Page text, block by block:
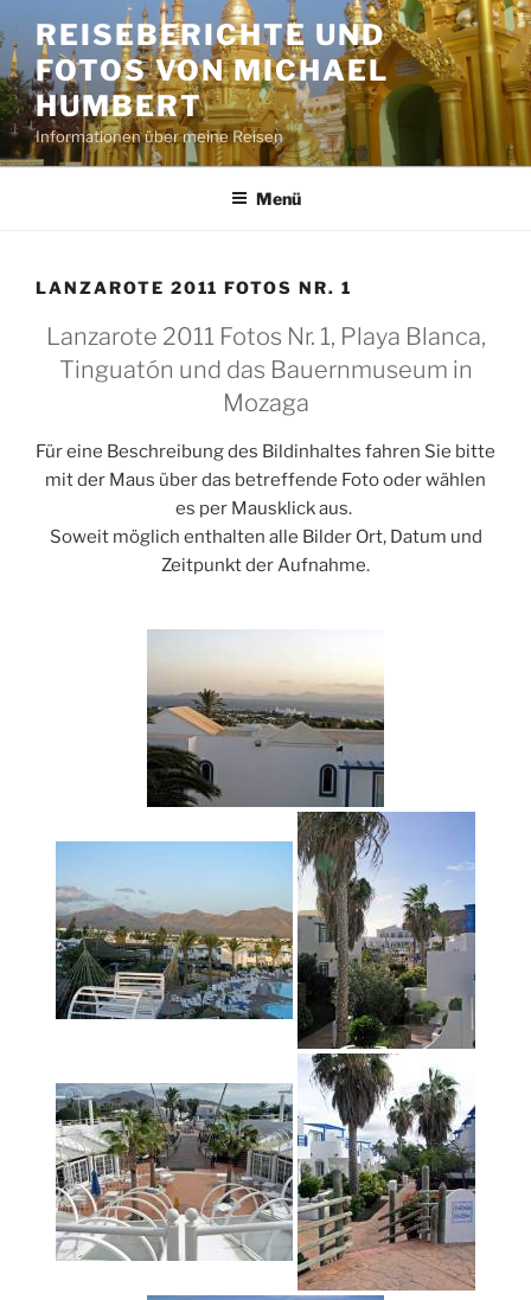
Inhalt
springen
REISEBERICHTE UND
FOTOS VON MICHAEL
HUMBERT
Informationen über meine Reisen
Menü
LANZAROTE 2011 FOTOS NR. 1
Lanzarote 2011 Fotos Nr. 1, Playa Blanca,
Tinguatón und das Bauernmuseum in
Mozaga
Für eine Beschreibung des Bildinhaltes fahren Sie bitte
mit der Maus über das betreffende Foto oder wählen
es per Mausklick aus.
Soweit möglich enthalten alle Bilder Ort, Datum und
Zeitpunkt der Aufnahme.